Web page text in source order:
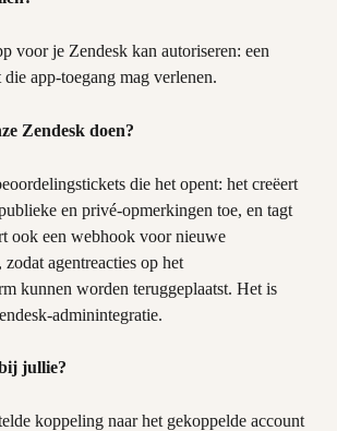
voor je Zendesk kan autoriseren: een
app-toegang mag verlenen.
Zendesk doen?
die het opent: het creëert
en privé-opmerkingen toe, en tagt
ook een webhook voor nieuwe
agentreacties op het
kunnen worden teruggeplaatst. Het is
adminintegratie.
jullie?
koppeling naar het gekoppelde account